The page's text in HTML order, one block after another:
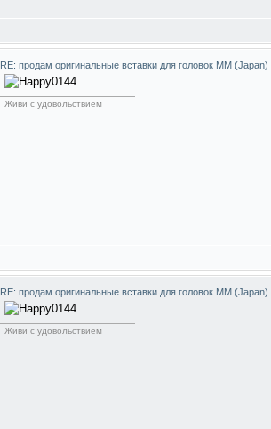
RE: продам оригинальные вставки для головок ММ (Japan)
Живи с удовольствием
RE: продам оригинальные вставки для головок ММ (Japan)
Живи с удовольствием